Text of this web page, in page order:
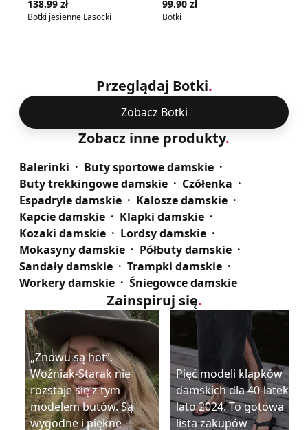
138.99 zł
Botki jesienne Lasocki
99.90 zł
Botki
Przeglądaj Botki.
Zobacz Botki
Zobacz inne produkty.
Balerinki
Buty sportowe damskie
Buty trekkingowe damskie
Czółenka
Espadryle damskie
Kalosze damskie
Kapcie damskie
Klapki damskie
Kozaki damskie
Lordsy damskie
Mokasyny damskie
Półbuty damskie
Sandały damskie
Trampki damskie
Workery damskie
Śniegowce damskie
Zainspiruj się.
„Znowu są hot”.
Woźniak-Starak nie
rozstaje się z tym
modelem butów. Są
wygodne i piękne
Pięć modeli klapków
damskich dla 40-latek na
lato 2024. To gotowa
lista zakupów